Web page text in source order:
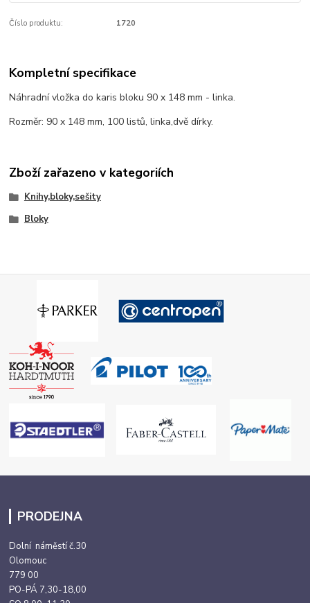
Číslo produktu: 1720
Kompletní specifikace
Náhradní vložka do karis bloku 90 x 148 mm - linka.
Rozměr: 90 x 148 mm, 100 listů, linka,dvě dírky.
Zboží zařazeno v kategoriích
Knihy,bloky,sešity
Bloky
PRODEJNA
Dolní náměstí č.30
Olomouc
779 00
PO-PÁ 7,30-18,00